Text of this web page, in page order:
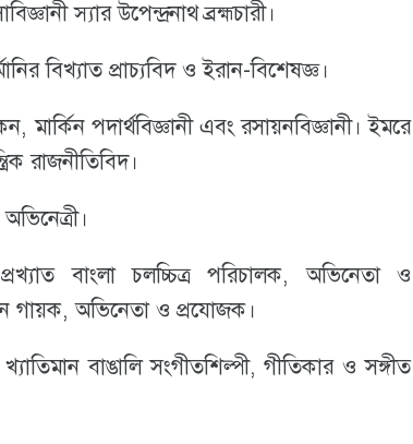
স্যার উপেন্দ্রনাথ ব্রহ্মচারী।
বিখ্যাত প্রাচ্যবিদ ও ইরান-বিশেষজ্ঞ।
মার্কিন পদার্থবিজ্ঞানী এবং রসায়নবিজ্ঞানী। ইমরে
রাজনীতিবিদ।
বাংলা চলচ্চিত্র পরিচালক, অভিনেতা ও
গায়ক, অভিনেতা ও প্রযোজক।
বাঙালি সংগীতশিল্পী, গীতিকার ও সঙ্গীত